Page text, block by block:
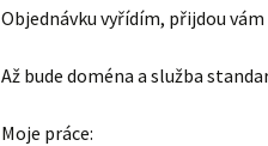
Objednávku vyřídím, přijdou
Až bude doména a služba
Moje práce: